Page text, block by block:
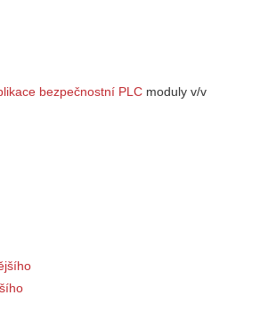
bezpečnostní PLC moduly v/v